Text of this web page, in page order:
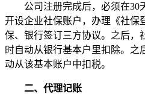
公司注册完成后，必须在30
开设企业社保账户，办理《社保
保、银行签订三方协议。之后，
时自动从银行基本户里扣除。之
动从该基本账户中扣税。
二、代理记账